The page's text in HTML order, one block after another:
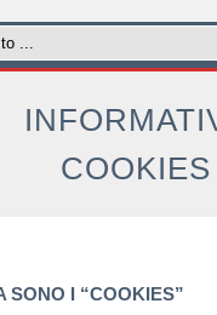
COOKIES
SONO I “COOKIES”